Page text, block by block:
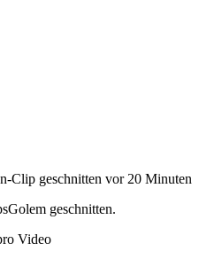
Clip geschnitten vor 20 Minuten
geschnitten.
Video